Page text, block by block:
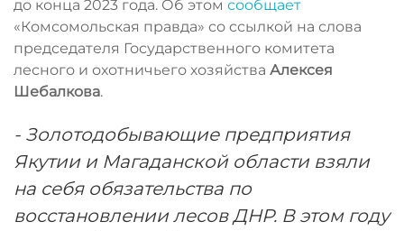
до конца 2023 года. Об этом сообщает
«Комсомольская правда» со ссылкой на слова
председателя Государственного комитета
лесного и охотничьего хозяйства Алексея
Шебалкова.
- Золотодобывающие предприятия
Якутии и Магаданской области взяли
на себя обязательства по
восстановлении лесов ДНР. В этом году